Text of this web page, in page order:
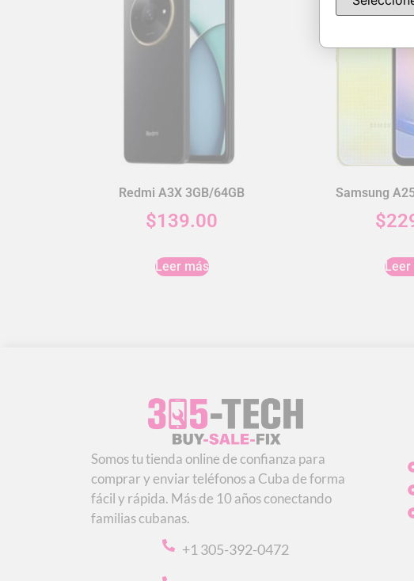
Redmi A3X 3GB/64GB
$139.00
Leer más
Samsung
$
Leer
Somos tu tienda online de confianza para
comprar y enviar teléfonos a Cuba de forma
fácil y rápida. Más de 10 años conectando
familias cubanas.
+1 305-392-0472